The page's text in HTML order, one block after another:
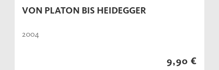
VON PLATON BIS HEIDEGGER
2004
9,90 €